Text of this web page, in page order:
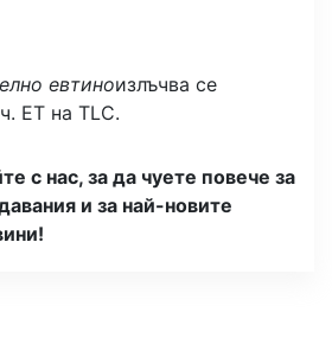
евтиноизлъчва се
ET на TLC.
с нас, за да чуете повече за
и за най-новите